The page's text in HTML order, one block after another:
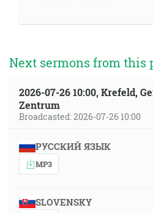
Next sermons from this
2026-07-26 10:00, Krefeld,
Zentrum
Broadcasted: 2026-07-26 10:00
РУССКИЙ ЯЗЫК
MP3
SLOVENSKY